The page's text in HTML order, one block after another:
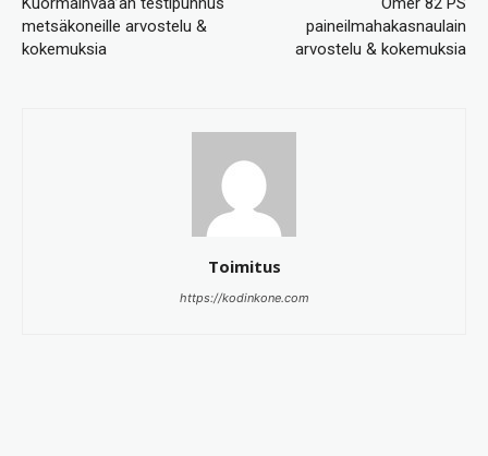
metsäkoneille arvostelu &
kokemuksia
paineilmahakasnaulain
arvostelu & kokemuksia
Toimitus
https://kodinkone.com